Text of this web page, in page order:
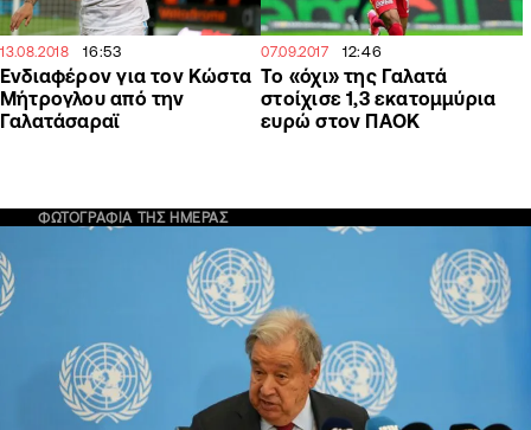
13.08.2018 16:53
Ενδιαφέρον για τον Κώστα
Μήτρογλου από την
Γαλατάσαραϊ
07.09.2017 12:46
Το «όχι» της Γαλατά
στοίχισε 1,3 εκατομμύρια
ευρώ στον ΠΑΟΚ
ΦΩΤΟΓΡΑΦΙΑ ΤΗΣ ΗΜΕΡΑΣ